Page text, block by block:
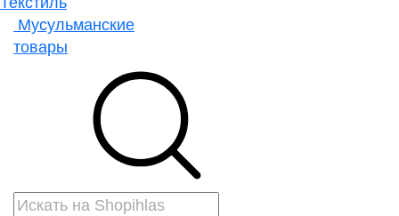
Мусульманские
товары